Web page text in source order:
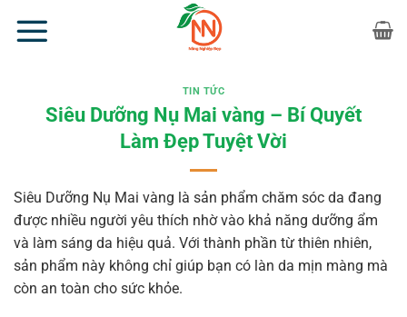
qua
TIN TỨC
Siêu Dưỡng Nụ Mai vàng – Bí Quyết
Làm Đẹp Tuyệt Vời
Siêu Dưỡng Nụ Mai vàng là sản phẩm chăm sóc da đang
được nhiều người yêu thích nhờ vào khả năng dưỡng ẩm
và làm sáng da hiệu quả. Với thành phần từ thiên nhiên,
sản phẩm này không chỉ giúp bạn có làn da mịn màng mà
còn an toàn cho sức khỏe.